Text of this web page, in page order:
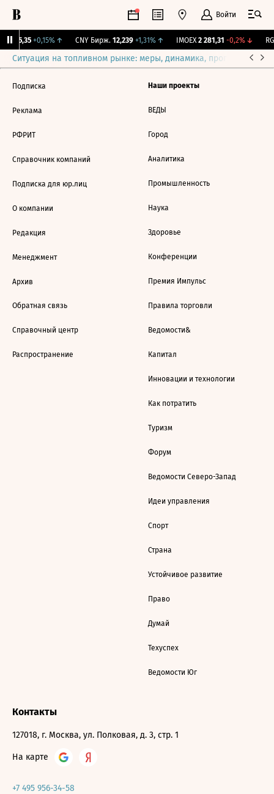
Войти
115,35 +0,15%↑ CNY Бирж. 12,239 +1,31%↑ IMOEX 2 281,31 -0,2%↓
Ситуация на топливном рынке: меры, динамика, прогнозы
Подписка
Реклама
РФРИТ
Справочник компаний
Подписка для юр.лиц
О компании
Редакция
Менеджмент
Архив
Обратная связь
Справочный центр
Распространение
Наши проекты
ВЕДЫ
Город
Аналитика
Промышленность
Наука
Здоровье
Конференции
Премия Импульс
Правила торговли
Ведомости&
Капитал
Инновации и технологии
Как потратить
Туризм
Форум
Ведомости Северо-Запад
Идеи управления
Спорт
Страна
Устойчивое развитие
Право
Думай
Техуспех
Ведомости Юг
Контакты
127018, г. Москва, ул. Полковая, д. 3, стр. 1
На карте
+7 495 956-34-58